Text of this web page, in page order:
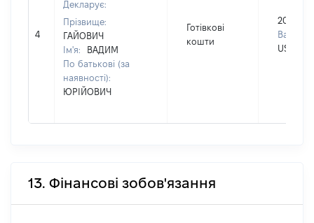
4
Декларує:
Прізвище:
ГАЙОВИЧ
Ім'я:
ВАДИМ
По батькові (за
наявності):
ЮРІЙОВИЧ
Готівкові
кошти
20000
Валюта:
USD
13. Фінансові зобов'язання